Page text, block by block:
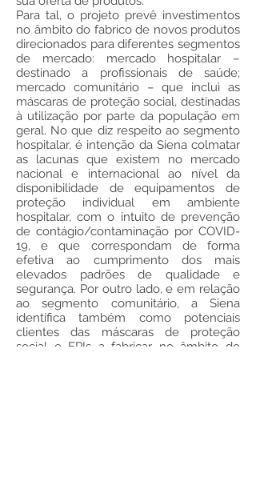
Para tal, o projeto prevê investimentos
no âmbito do fabrico de novos produtos
direcionados para diferentes segmentos
de mercado: mercado hospitalar –
destinado a profissionais de saúde;
mercado comunitário – que inclui as
máscaras de proteção social, destinadas
à utilização por parte da população em
geral. No que diz respeito ao segmento
hospitalar, é intenção da Siena colmatar
as lacunas que existem no mercado
nacional e internacional ao nível da
disponibilidade de equipamentos de
proteção individual em ambiente
hospitalar, com o intuito de prevenção
de contágio/contaminação por COVID-
19, e que correspondam de forma
efetiva ao cumprimento dos mais
elevados padrões de qualidade e
segurança. Por outro lado, e em relação
ao segmento comunitário, a Siena
identifica também como potenciais
clientes das máscaras de proteção
social e EPIs a fabricar no âmbito do